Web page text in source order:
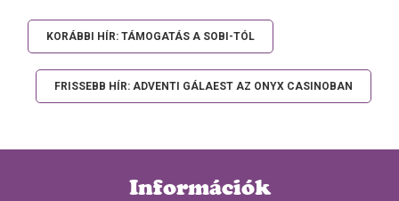
KORÁBBI HÍR: TÁMOGATÁS A SOBI-TÓL
FRISSEBB HÍR: ADVENTI GÁLAEST AZ ONYX CASINOBAN
Információk